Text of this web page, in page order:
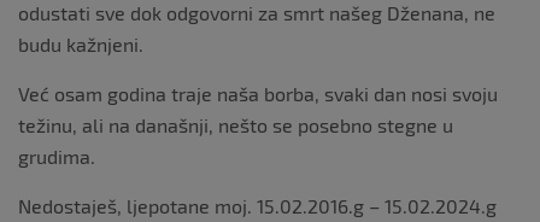
odustati sve dok odgovorni za smrt našeg Dženana, ne
budu kažnjeni.
Već osam godina traje naša borba, svaki dan nosi svoju
težinu, ali na današnji, nešto se posebno stegne u
grudima.
Nedostaješ, ljepotane moj. 15.02.2016.g – 15.02.2024.g